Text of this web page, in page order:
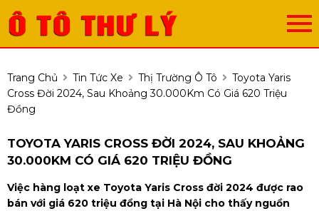
Trang Chủ Tin Tức Xe Thị Trường Ô Tô
Toyota Yaris
Cross Đời 2024, Sau Khoảng 30.000Km Có Giá 620 Triệu
Đồng
TOYOTA YARIS CROSS ĐỜI 2024, SAU KHOẢNG
30.000KM CÓ GIÁ 620 TRIỆU ĐỒNG
Việc hàng loạt xe Toyota Yaris Cross đời 2024 được rao
bán với giá 620 triệu đồng tại Hà Nội cho thấy nguồn